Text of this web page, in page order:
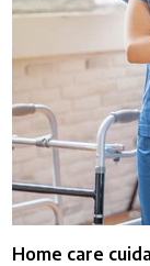
Home care